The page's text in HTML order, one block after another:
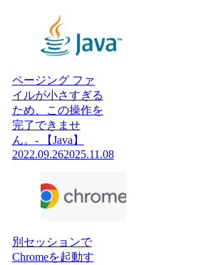
ページング ファ
イルが小さすぎる
ため、この操作を
完了できませ
ん。- 【Java】
2022.09.262025.11.08
別セッションで
Chromeを起動す